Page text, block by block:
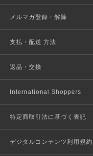
メルマガ登録・解除
支払・配送 方法
返品・交換
International Shoppers
特定商取引法に基づく表記
デジタルコンテンツ利用規約